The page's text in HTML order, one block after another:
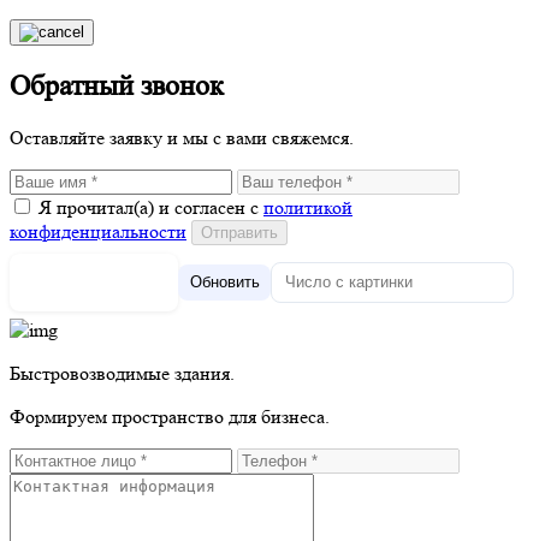
Обратный звонок
Оставляйте заявку и мы с вами свяжемся.
Я прочитал(а) и согласен с политикой
конфиденциальности
Обновить
Быстровозводимые здания.
Формируем пространство для бизнеса.